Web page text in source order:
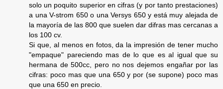
solo un poquito superior en cifras (y por tanto prestaciones)
a una V-strom 650 o una Versys 650 y está muy alejada de
la mayoría de las 800 que suelen dar difras mas cercanas a
los 100 cv.
Si que, al menos en fotos, da la impresión de tener mucho
"empaque" pareciendo mas de lo que es al igual que su
hermana de 500cc, pero no nos dejemos engañar por las
cifras: poco mas que una 650 y por (se supone) poco mas
que una 650 en precio.